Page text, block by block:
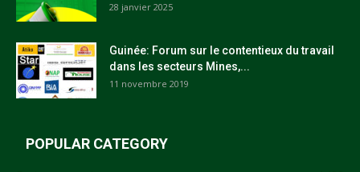
28 janvier 2025
Guinée: Forum sur le contentieux du travail
dans les secteurs Mines,...
11 novembre 2019
POPULAR CATEGORY